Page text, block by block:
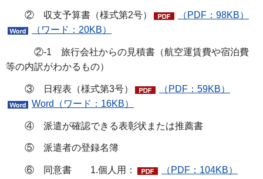
② 収支予算書（様式第2号）
（PDF：98KB）
（ワード：20KB）
②-1 旅行会社からの見積書（航空運賃費や宿泊費
等の内訳がわかるもの）
③ 日程表（様式第3号）
（PDF：59KB）
Word（ワード：16KB）
④ 派遣が確認できる表彰状または推薦書
⑤ 派遣者の登録名簿
⑥ 同意書 1.個人用： （PDF：104KB）